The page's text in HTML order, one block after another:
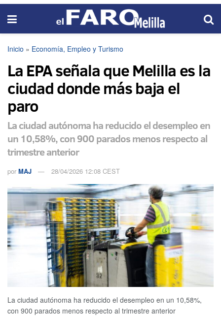
Inicio » Economía, Empleo y Turismo
La EPA señala que Melilla es la
ciudad donde más baja el
paro
La ciudad autónoma ha reducido el desempleo en
un 10,58%, con 900 parados menos respecto al
trimestre anterior
por MAJ 28/04/2026 12:08 CEST
La ciudad autónoma ha reducido el desempleo en un 10,58%,
con 900 parados menos respecto al trimestre anterior